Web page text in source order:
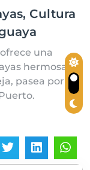
Cultura
una
hermosas y
pasea por la